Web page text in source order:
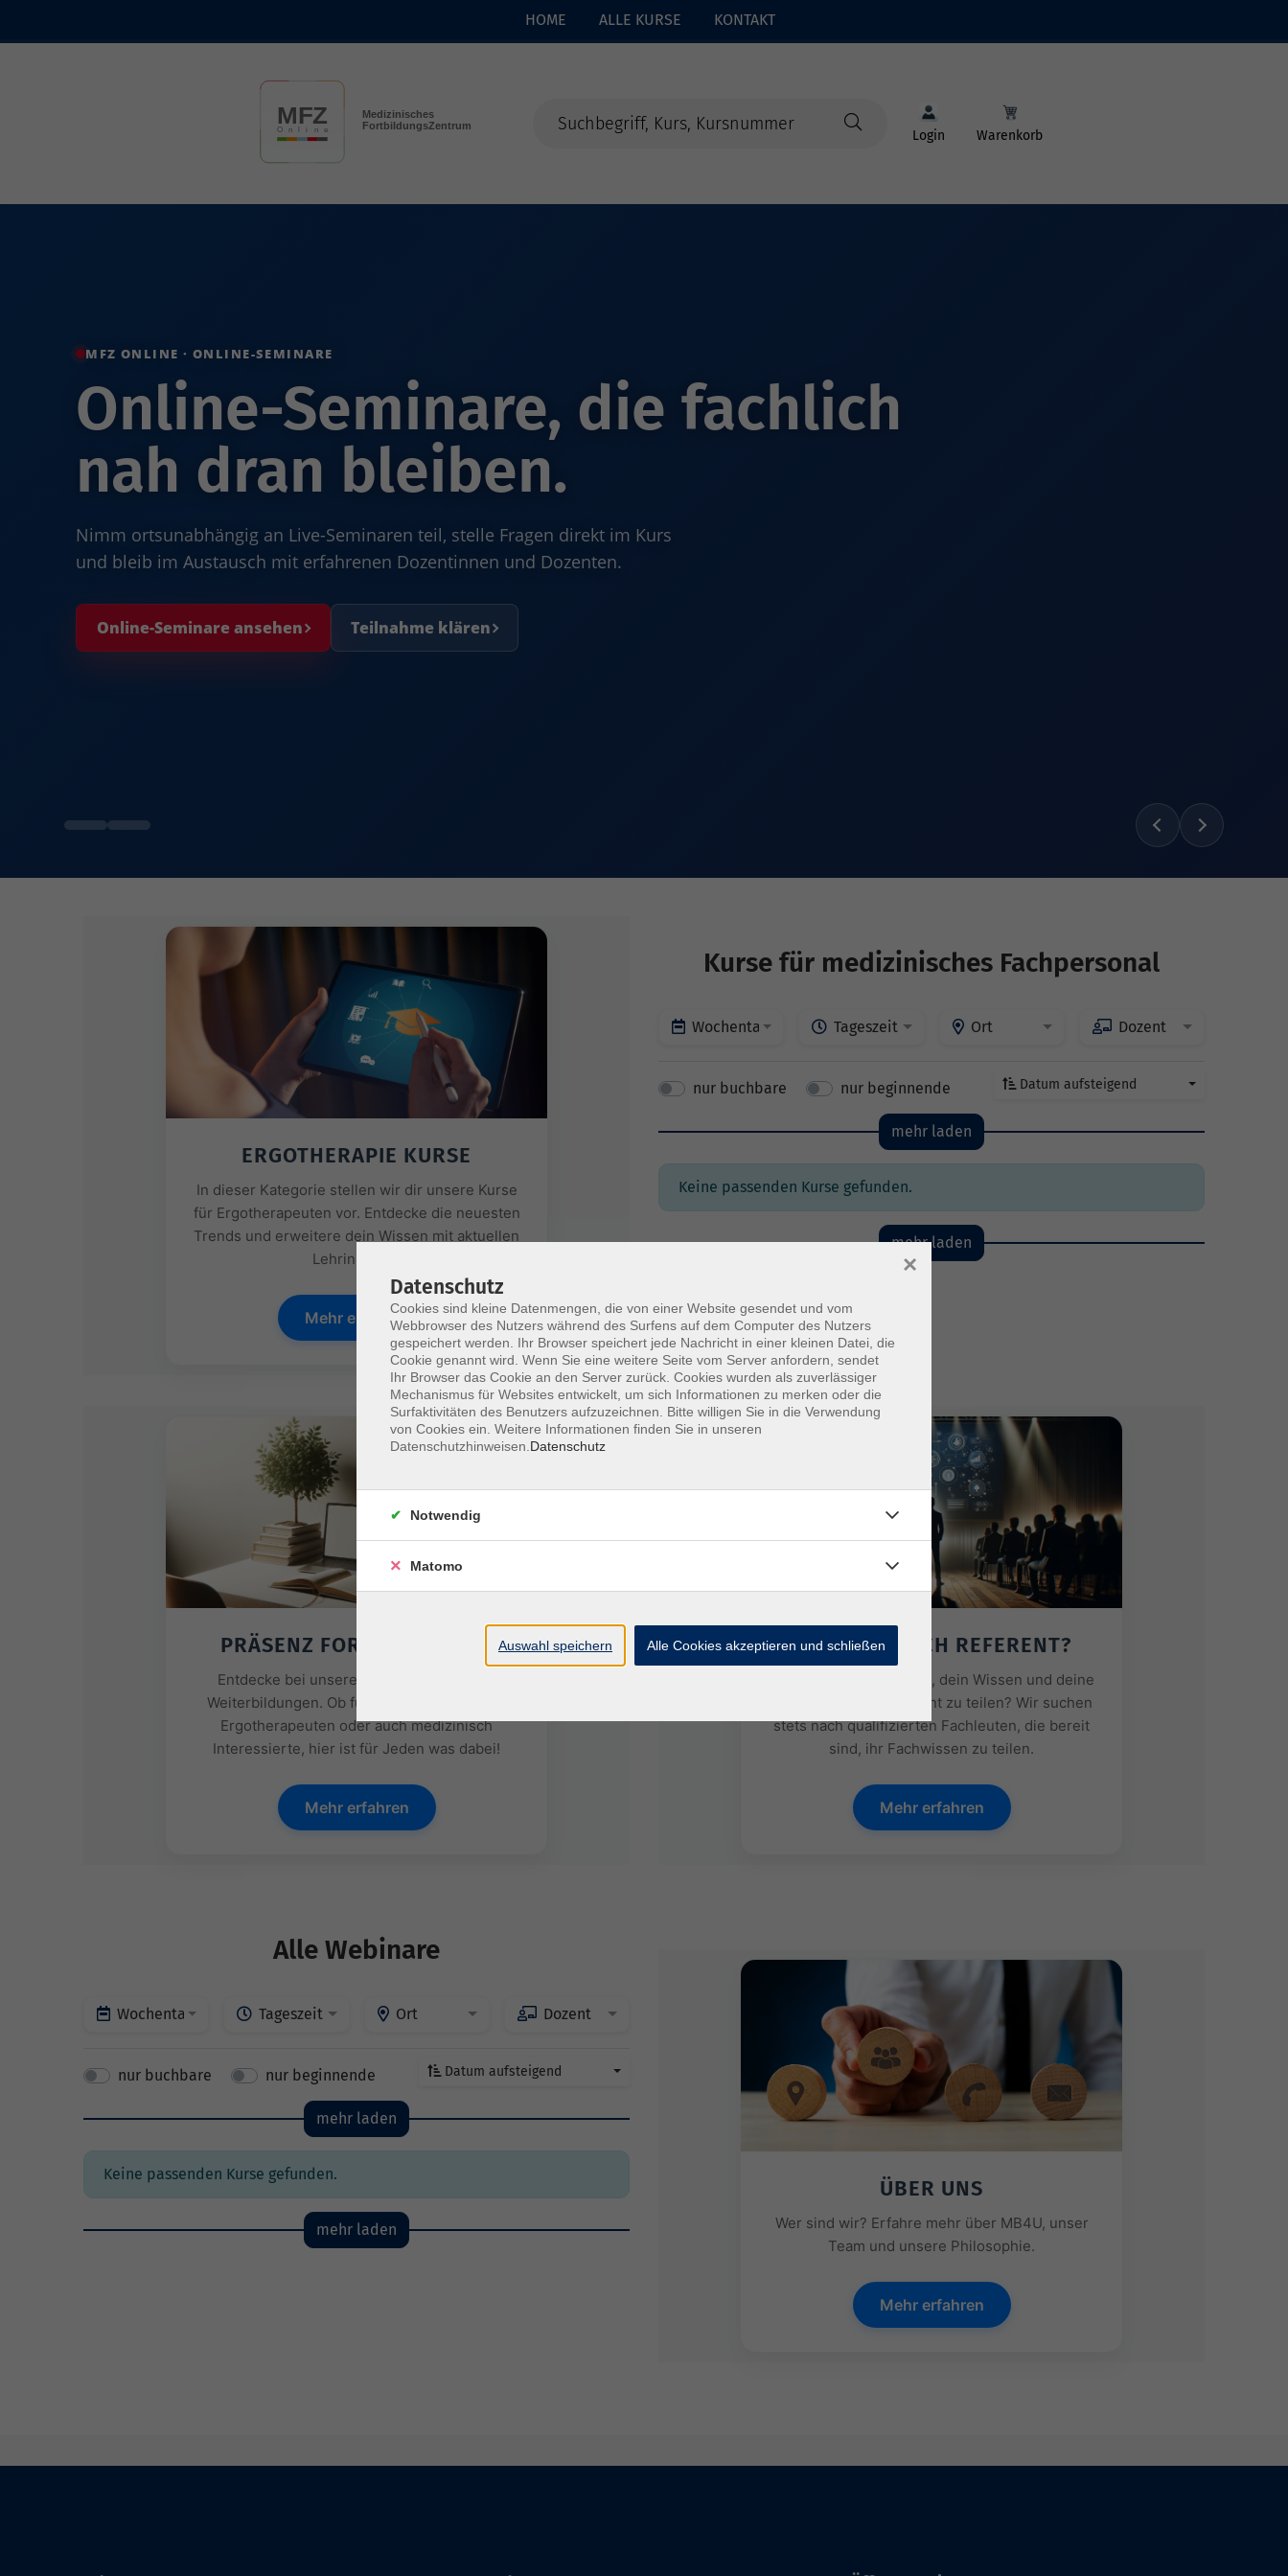
HOME ALLE KURSE KONTAKT
Login Warenkorb
MFZ ONLINE · ONLINE-SEMINARE
Online-Seminare, die fachlich
nah dran bleiben.
Nimm ortsunabhängig an Live-Seminaren teil, stelle Fragen direkt im Kurs
und bleib im Austausch mit erfahrenen Dozentinnen und Dozenten.
Online-Seminare ansehen Teilnahme klären
ERGOTHERAPIE KURSE
In dieser Kategorie stellen wir dir unsere Kurse
für Ergotherapeuten vor. Entdecke die neuesten
Trends und erweitere dein Wissen mit aktuellen
Lehrinhalten.
Mehr erfahren
Kurse für medizinisches Fachpersonal
Wochentage Tageszeit Ort Dozent
nur buchbare nur beginnende Datum aufsteigend
mehr laden
Keine passenden Kurse gefunden.
mehr laden
PRÄSENZ FORTBILDUNGEN
Entdecke bei unseren Partnern über 900
Weiterbildungen. Ob für Physiotherapeuten,
Ergotherapeuten oder auch medizinisch
Interessierte, hier ist für Jeden was dabei!
Mehr erfahren
WIE WERDE ICH REFERENT?
Hast du Interesse daran, dein Wissen und deine
Erfahrungen als Referent zu teilen? Wir suchen
stets nach qualifizierten Fachleuten, die bereit
sind, ihr Fachwissen zu teilen.
Mehr erfahren
Alle Webinare
Wochentage Tageszeit Ort Dozent
nur buchbare nur beginnende Datum aufsteigend
mehr laden
Keine passenden Kurse gefunden.
mehr laden
ÜBER UNS
Wer sind wir? Erfahre mehr über MB4U, unser
Team und unsere Philosophie.
Mehr erfahren
Datenschutz
Cookies sind kleine Datenmengen, die von einer Website gesendet und vom
Webbrowser des Nutzers während des Surfens auf dem Computer des Nutzers
gespeichert werden. Ihr Browser speichert jede Nachricht in einer kleinen Datei, die
Cookie genannt wird. Wenn Sie eine weitere Seite vom Server anfordern, sendet
Ihr Browser das Cookie an den Server zurück. Cookies wurden als zuverlässiger
Mechanismus für Websites entwickelt, um sich Informationen zu merken oder die
Surfaktivitäten des Benutzers aufzuzeichnen. Bitte willigen Sie in die Verwendung
von Cookies ein. Weitere Informationen finden Sie in unseren
Datenschutzhinweisen. Datenschutz
×
Notwendig
Matomo
Auswahl speichern Alle Cookies akzeptieren und schließen